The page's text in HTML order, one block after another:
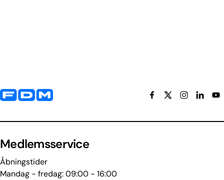
Yderligere information og kontaktoplysninger
Medlemsservice
Åbningstider
Mandag - fredag: 09:00 - 16:00